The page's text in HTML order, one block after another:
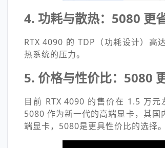
4. 功耗与散热：5080 更
RTX 4090 的 TDP（功耗设计）高
热系统的压力。
5. 价格与性价比：5080
目前 RTX 4090 的售价在 1.5 万
5080 作为新一代的高端显卡，其
端显卡，5080是更具性价比的选择。